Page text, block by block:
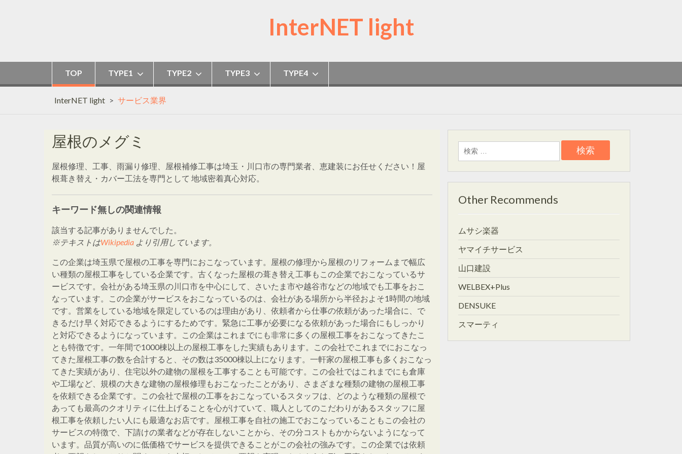
InterNET light
TOP TYPE1 TYPE2 TYPE3 TYPE4
InterNET light > サービス業界
屋根のメグミ
屋根修理、工事、雨漏り修理、屋根補修工事は埼玉・川口市の専門業者、恵建装にお任せください！屋
根葺き替え・カバー工法を専門として 地域密着真心対応。
キーワード無しの関連情報
該当する記事がありませんでした。
※テキストはWikipedia より引用しています。
この企業は埼玉県で屋根の工事を専門におこなっています。屋根の修理から屋根のリフォームまで幅広
い種類の屋根工事をしている企業です。古くなった屋根の葺き替え工事もこの企業でおこなっているサ
ービスです。会社がある埼玉県の川口市を中心にして、さいたま市や越谷市などの地域でも工事をおこ
なっています。この企業がサービスをおこなっているのは、会社がある場所から半径およそ1時間の地域
です。営業をしている地域を限定しているのは理由があり、依頼者から仕事の依頼があった場合に、で
きるだけ早く対応できるようにするためです。緊急に工事が必要になる依頼があった場合にもしっかり
と対応できるようになっています。この企業はこれまでにも非常に多くの屋根工事をおこなってきたこ
とも特徴です。一年間で1000棟以上の屋根工事をした実績もあります。この会社でこれまでにおこなっ
てきた屋根工事の数を合計すると、その数は35000棟以上になります。一軒家の屋根工事も多くおこなっ
てきた実績があり、住宅以外の建物の屋根を工事することも可能です。この会社ではこれまでにも倉庫
や工場など、規模の大きな建物の屋根修理もおこなったことがあり、さまざまな種類の建物の屋根工事
を依頼できる企業です。この会社で屋根の工事をおこなっているスタッフは、どのような種類の屋根で
あっても最高のクオリティに仕上げることを心がけていて、職人としてのこだわりがあるスタッフに屋
根工事を依頼したい人にも最適なお店です。屋根工事を自社の施工でおこなっていることもこの会社の
サービスの特徴で、下請けの業者などが存在しないことから、その分コストもかからないようになって
います。品質が高いのに低価格でサービスを提供できることがこの会社の強みです。この企業では依頼
検
索:
Other Recommends
ムサシ楽器
ヤマイチサービス
山口建設
WELBEX+Plus
DENSUKE
スマーティ